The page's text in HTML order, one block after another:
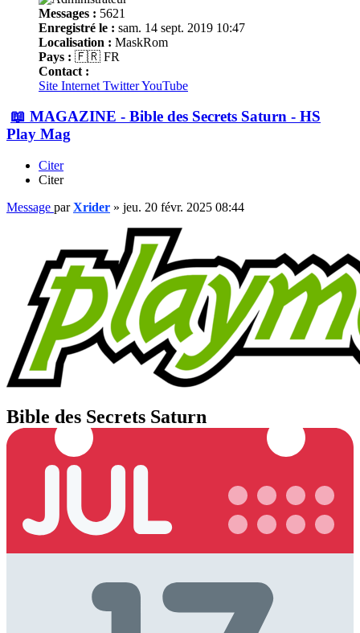
Messages : 5621
Enregistré le : sam. 14 sept. 2019 10:47
Localisation : MaskRom
Pays : 🇫🇷 FR
Contact :
Site Internet TwitterYouTube
📖 MAGAZINE - Bible des Secrets Saturn - HS
Play Mag
Citer
Citer
Message parXrider » jeu. 20 févr. 2025 08:44
Bible des Secrets Saturn